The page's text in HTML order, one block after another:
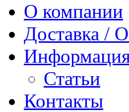
О компании
Доставка /
Статьи
Контакты